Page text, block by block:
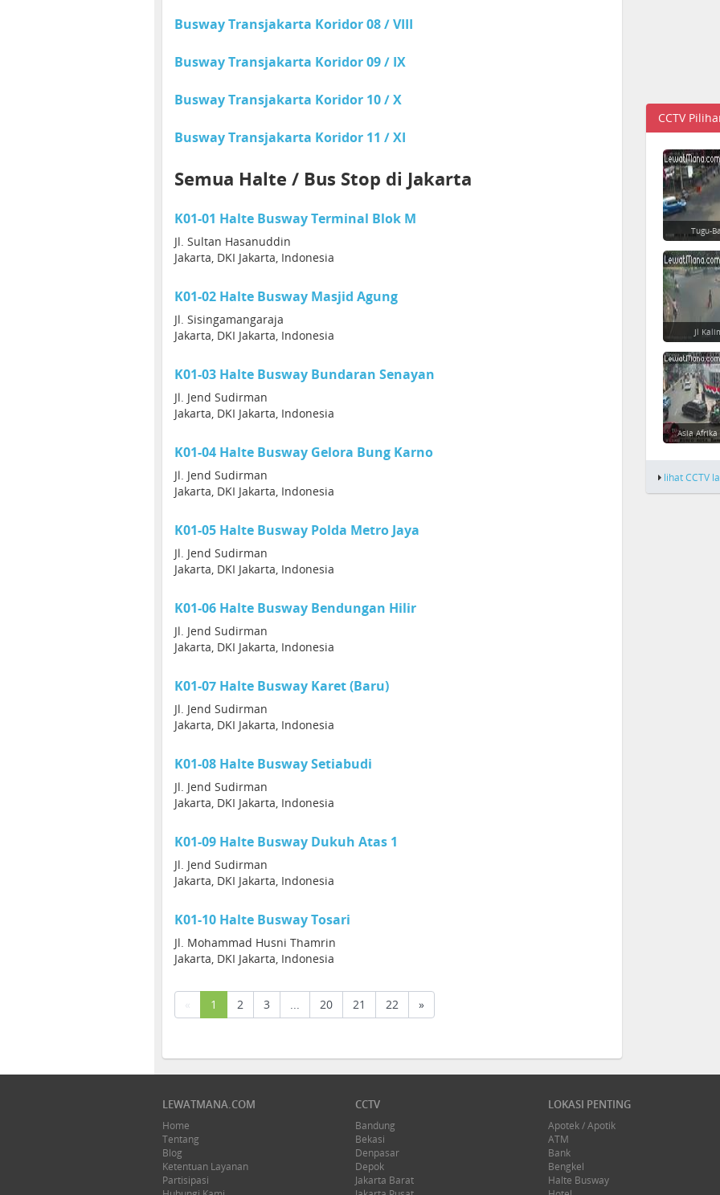
Busway Transjakarta Koridor 08 / VIII
Busway Transjakarta Koridor 09 / IX
Busway Transjakarta Koridor 10 / X
Busway Transjakarta Koridor 11 / XI
Semua Halte / Bus Stop di Jakarta
K01-01 Halte Busway Terminal Blok M
Jl. Sultan Hasanuddin
Jakarta, DKI Jakarta, Indonesia
K01-02 Halte Busway Masjid Agung
Jl. Sisingamangaraja
Jakarta, DKI Jakarta, Indonesia
K01-03 Halte Busway Bundaran Senayan
Jl. Jend Sudirman
Jakarta, DKI Jakarta, Indonesia
K01-04 Halte Busway Gelora Bung Karno
Jl. Jend Sudirman
Jakarta, DKI Jakarta, Indonesia
K01-05 Halte Busway Polda Metro Jaya
Jl. Jend Sudirman
Jakarta, DKI Jakarta, Indonesia
K01-06 Halte Busway Bendungan Hilir
Jl. Jend Sudirman
Jakarta, DKI Jakarta, Indonesia
K01-07 Halte Busway Karet (Baru)
Jl. Jend Sudirman
Jakarta, DKI Jakarta, Indonesia
K01-08 Halte Busway Setiabudi
Jl. Jend Sudirman
Jakarta, DKI Jakarta, Indonesia
K01-09 Halte Busway Dukuh Atas 1
Jl. Jend Sudirman
Jakarta, DKI Jakarta, Indonesia
K01-10 Halte Busway Tosari
Jl. Mohammad Husni Thamrin
Jakarta, DKI Jakarta, Indonesia
1 (current)
2 3 ... 20 21 22 »
CCTV
Tugu-
Jl
Asia
lihat CCTV
LEWATMANA.COM
Home
Tentang
Blog
Ketentuan Layanan
Partisipasi
CCTV
Bandung
Bekasi
Denpasar
Depok
Jakarta Barat
LOKASI PENTING
Apotek / Apotik
ATM
Bank
Bengkel
Halte Busway